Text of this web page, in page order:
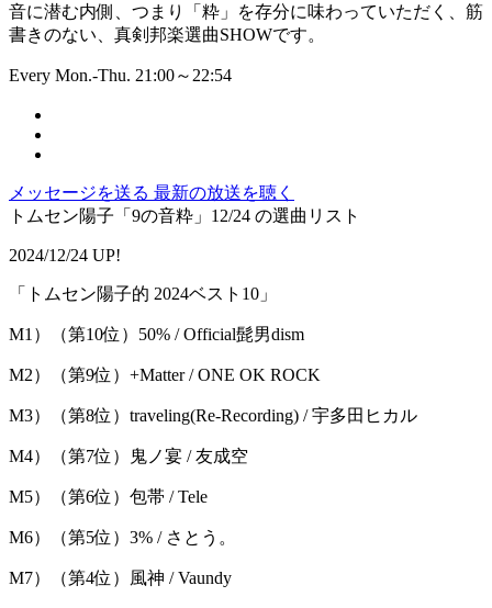
音に潜む内側、つまり「粋」を存分に味わっていただく、筋
書きのない、真剣邦楽選曲SHOWです。
Every Mon.-Thu. 21:00～22:54
メッセージを送る 最新の放送を聴く
トムセン陽子「9の音粋」12/24 の選曲リスト
2024/12/24 UP!
「トムセン陽子的 2024ベスト10」
M1）（第10位）50% / Official髭男dism
M2）（第9位）+Matter / ONE OK ROCK
M3）（第8位）traveling(Re-Recording) / 宇多田ヒカル
M4）（第7位）鬼ノ宴 / 友成空
M5）（第6位）包帯 / Tele
M6）（第5位）3% / さとう。
M7）（第4位）風神 / Vaundy